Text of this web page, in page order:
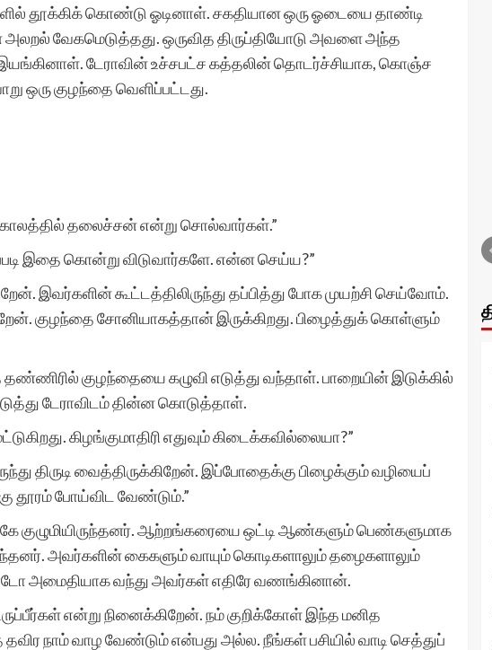
தூக்கிக் கொண்டு ஓடினாள். சகதியான ஒரு ஓடையை தாண்டி
அலறல் வேகமெடுத்தது. ஒருவித திருப்தியோடு அவளை அந்த
டேராவின் உச்சபட்ச கத்தலின் தொடர்ச்சியாக, கொஞ்ச
ஒரு குழந்தை வெளிப்பட்டது.
தலைச்சன் என்று சொல்வார்கள்.”
இதை கொன்று விடுவார்களே. என்ன செய்ய?”
இவர்களின் கூட்டத்திலிருந்து தப்பித்து போக முயற்சி செய்வோம்.
குழந்தை சோனியாகத்தான் இருக்கிறது. பிழைத்துக் கொள்ளும்
குழந்தையை கழுவி எடுத்து வந்தாள். பாறையின் இடுக்கில்
டேராவிடம் தின்ன கொடுத்தாள்.
கிழங்குமாதிரி எதுவும் கிடைக்கவில்லையா?”
திருடி வைத்திருக்கிறேன். இப்போதைக்கு பிழைக்கும் வழியைப்
தூரம் போய்விட வேண்டும்.”
குழுமியிருந்தனர். ஆற்றங்கரையை ஒட்டி ஆண்களும் பெண்களுமாக
அவர்களின் கைகளும் வாயும் கொடிகளாலும் தழைகளாலும்
அமைதியாக வந்து அவர்கள் எதிரே வணங்கினான்.
என்று நினைக்கிறேன். நம் குறிக்கோள் இந்த மனித
நாம் வாழ வேண்டும் என்பது அல்ல. நீங்கள் பசியில் வாடி செத்துப்
உண்டாக்குகிறது.
இவைகளை எழுத்து
வடிவில் கொண்டு வர என்
எழுதுவதை விட சில
கற்பனைகள் சேர்ந்த கதை
வடிவில் எழுத விழையும்
ஆதரவு அளித்து ஒரு
இணையதள மேடை
அமைத்து தந்திருக்கும்
‘சிறுகதை.காம்’ நிறுவனர்,
அதற்கு துணை இருப்போர்
அத்துணை பேருக்கும் என்
மனமார்ந்த நன்றிகள் பல.
அவர்கள் இப்பணியில்